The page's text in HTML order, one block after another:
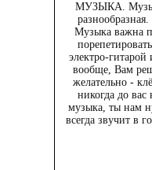
МУЗЫКА.
Музыка важна
электро-
вообще, Вам
желательно -
никогда до
музыка, ты нам
всегда звучит в